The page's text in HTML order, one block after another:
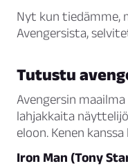
Nyt kun tiedämme,
Avengersista,
Tutustu
Avengersin
lahjakkaita
eloon. Kenen
Iron Man (Tony